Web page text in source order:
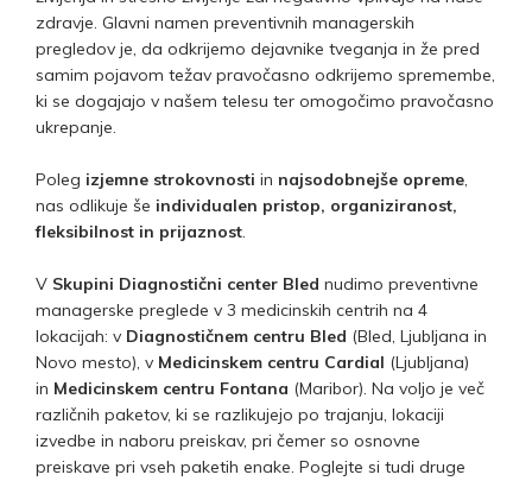
zdravje. Glavni namen preventivnih managerskih
pregledov je, da odkrijemo dejavnike tveganja in že pred
samim pojavom težav pravočasno odkrijemo spremembe,
ki se dogajajo v našem telesu ter omogočimo pravočasno
ukrepanje.
Poleg izjemne strokovnosti in najsodobnejše opreme,
nas odlikuje še individualen pristop, organiziranost,
fleksibilnost in prijaznost.
V Skupini Diagnostični center Bled nudimo preventivne
managerske preglede v 3 medicinskih centrih na 4
lokacijah: v Diagnostičnem centru Bled (Bled, Ljubljana in
Novo mesto), v Medicinskem centru Cardial (Ljubljana)
in Medicinskem centru Fontana (Maribor). Na voljo je več
različnih paketov, ki se razlikujejo po trajanju, lokaciji
izvedbe in naboru preiskav, pri čemer so osnovne
preiskave pri vseh paketih enake. Poglejte si tudi druge